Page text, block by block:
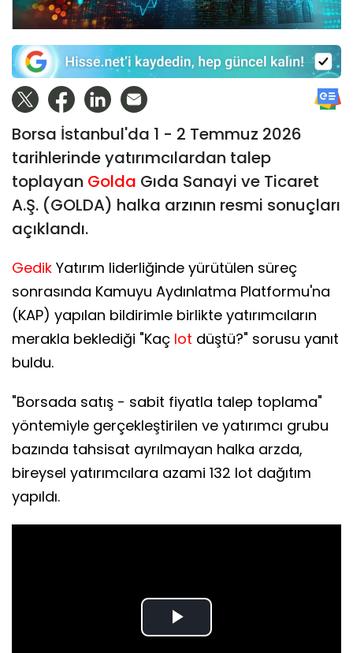
Borsa İstanbul'da 1 - 2 Temmuz 2026
tarihlerinde yatırımcılardan talep
toplayan Golda Gıda Sanayi ve Ticaret
A.Ş. (GOLDA) halka arzının resmi sonuçları
açıklandı.
Gedik Yatırım liderliğinde yürütülen süreç
sonrasında Kamuyu Aydınlatma Platformu'na
(KAP) yapılan bildirimle birlikte yatırımcıların
merakla beklediği "Kaç lot düştü?" sorusu yanıt
buldu.
"Borsada satış - sabit fiyatla talep toplama"
yöntemiyle gerçekleştirilen ve yatırımcı grubu
bazında tahsisat ayrılmayan halka arzda,
bireysel yatırımcılara azami 132 lot dağıtım
yapıldı.
Play